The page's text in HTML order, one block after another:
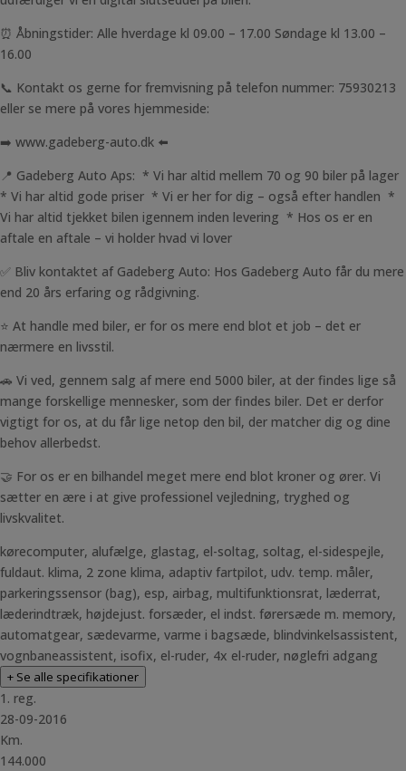
⏰ Åbningstider: Alle hverdage kl 09.00 – 17.00 Søndage kl 13.00 –
16.00
📞 Kontakt os gerne for fremvisning på telefon nummer: 75930213
eller se mere på vores hjemmeside:
➡️ www.gadeberg-auto.dk ⬅️
📍 Gadeberg Auto Aps: * Vi har altid mellem 70 og 90 biler på lager
* Vi har altid gode priser * Vi er her for dig – også efter handlen *
Vi har altid tjekket bilen igennem inden levering * Hos os er en
aftale en aftale – vi holder hvad vi lover
✅ Bliv kontaktet af Gadeberg Auto: Hos Gadeberg Auto får du mere
end 20 års erfaring og rådgivning.
⭐ At handle med biler, er for os mere end blot et job – det er
nærmere en livsstil.
🚗 Vi ved, gennem salg af mere end 5000 biler, at der findes lige så
mange forskellige mennesker, som der findes biler. Det er derfor
vigtigt for os, at du får lige netop den bil, der matcher dig og dine
behov allerbedst.
🤝 For os er en bilhandel meget mere end blot kroner og ører. Vi
sætter en ære i at give professionel vejledning, tryghed og
livskvalitet.
kørecomputer, alufælge, glastag, el-soltag, soltag, el-sidespejle,
fuldaut. klima, 2 zone klima, adaptiv fartpilot, udv. temp. måler,
parkeringssensor (bag), esp, airbag, multifunktionsrat, læderrat,
læderindtræk, højdejust. forsæder, el indst. førersæde m. memory,
automatgear, sædevarme, varme i bagsæde, blindvinkelsassistent,
vognbaneassistent, isofix, el-ruder, 4x el-ruder, nøglefri adgang
+ Se alle specifikationer
1. reg.
28-09-2016
Km.
144.000